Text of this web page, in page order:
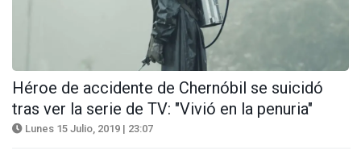
Héroe de accidente de Chernóbil se suicidó
tras ver la serie de TV: "Vivió en la penuria"
Lunes 15 Julio, 2019 | 23:07